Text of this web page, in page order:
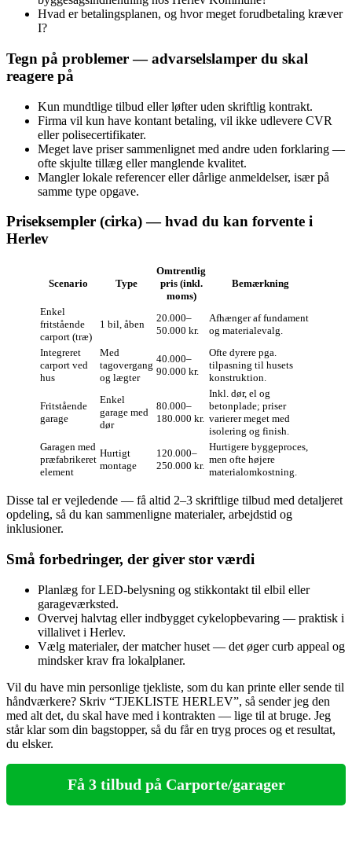
Hvad er betalingsplanen, og hvor meget forudbetaling kræver
I?
Tegn på problemer — advarselslamper du skal
reagere på
Kun mundtlige tilbud eller løfter uden skriftlig kontrakt.
Firma vil kun have kontant betaling, vil ikke udlevere CVR
eller polisecertifikater.
Meget lave priser sammenlignet med andre uden forklaring —
ofte skjulte tillæg eller manglende kvalitet.
Mangler lokale referencer eller dårlige anmeldelser, især på
samme type opgave.
Priseksempler (cirka) — hvad du kan forvente i
Herlev
Scenario Type
Omtrentlig
pris (inkl.
moms)
Bemærkning
Enkel
fritstående
carport (træ)
1 bil, åben
20.000–
50.000 kr.
Afhænger af fundament
og materialevalg.
Integreret
carport ved
hus
Med
tagovergang
og lægter
40.000–
90.000 kr.
Ofte dyrere pga.
tilpasning til husets
konstruktion.
Fritstående
garage
Enkel
garage med
dør
80.000–
180.000 kr.
Inkl. dør, el og
betonplade; priser
varierer meget med
isolering og finish.
Garagen med
præfabrikeret
element
Hurtigt
montage
120.000–
250.000 kr.
Hurtigere byggeproces,
men ofte højere
materialomkostning.
Disse tal er vejledende — få altid 2–3 skriftlige tilbud med detaljeret
opdeling, så du kan sammenligne materialer, arbejdstid og
inklusioner.
Små forbedringer, der giver stor værdi
Planlæg for LED-belysning og stikkontakt til elbil eller
garageværksted.
Overvej halvtag eller indbygget cykelopbevaring — praktisk i
villalivet i Herlev.
Vælg materialer, der matcher huset — det øger curb appeal og
mindsker krav fra lokalplaner.
Vil du have min personlige tjekliste, som du kan printe eller sende til
håndværkere? Skriv “TJEKLISTE HERLEV”, så sender jeg den
med alt det, du skal have med i kontrakten — lige til at bruge. Jeg
står klar som din bagstopper, så du får en tryg proces og et resultat,
du elsker.
Få 3 tilbud på Carporte/garager